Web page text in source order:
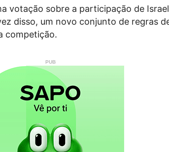
votação sobre a participação de
disso, um novo conjunto de regras
competição.